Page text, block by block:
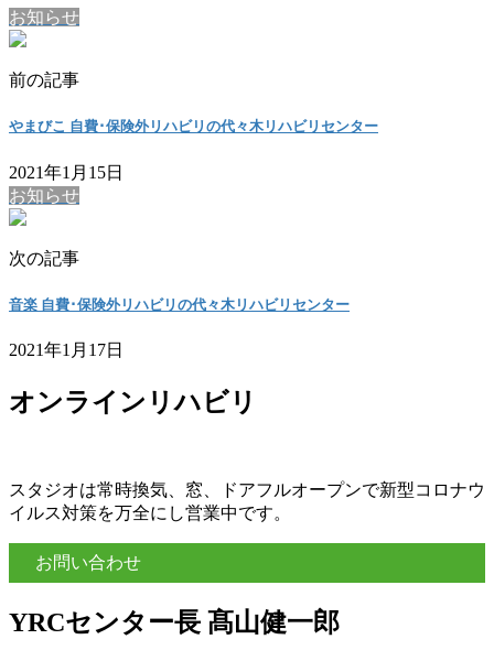
お知らせ
前の記事
やまびこ 自費･保険外リハビリの代々木リハビリセンター
2021年1月15日
お知らせ
次の記事
音楽 自費･保険外リハビリの代々木リハビリセンター
2021年1月17日
オンラインリハビリ
スタジオは常時換気、窓、ドアフルオープンで新型コロナウ
イルス対策を万全にし営業中です。
お問い合わせ
YRCセンター長 髙山健一郎